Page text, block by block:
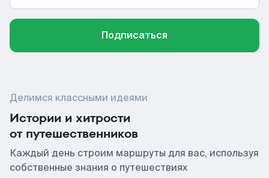
Подписаться
Делимся классными идеями
Истории и хитрости
от путешественников
Каждый день строим маршруты для вас, используя
собственные знания о путешествиях